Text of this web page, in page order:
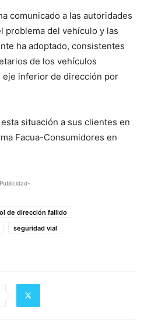
comunicado a las autoridades
problema del vehículo y las
ha adoptado, consistentes
de los vehículos
inferior de dirección por
situación a sus clientes en
Facua-Consumidores en
de dirección fallido
seguridad vial